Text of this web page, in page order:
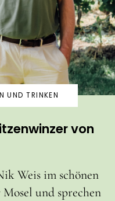
UND TRINKEN
von
Weis im schönen
und sprechen